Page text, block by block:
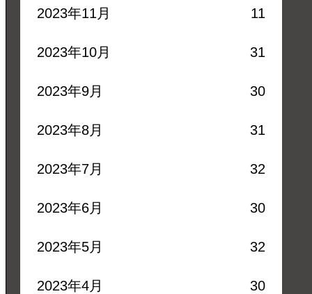
2023年11月 11
2023年10月 31
2023年9月 30
2023年8月 31
2023年7月 32
2023年6月 30
2023年5月 32
2023年4月 30